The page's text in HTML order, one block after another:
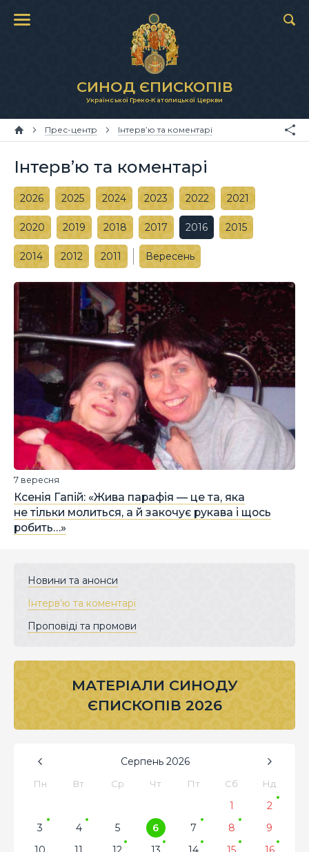
СИНОД ЄПИСКОПІВ
Української Греко-Католицької Церкви
Прес-центр Інтерв’ю та коментарі
Інтерв’ю та коментарі
2026 2025 2024 2023 2022 2021
2020 2019 2018 2017 2016 2015
2014 2012 2011 Вересень
Ксенія Гапій: «Жива парафія — це та, яка
не тільки молиться, а й закочує рукава і щось
робить…»
7 вересня
Новини та анонси
Інтерв’ю та коментарі
Проповіді та промови
МАТЕРІАЛИ СИНОДУ
ЄПИСКОПІВ 2026
Серпень 2026
Пн Вт Ср Чт Пт Сб Нд
1
2
3
4 5 6 7 8
9